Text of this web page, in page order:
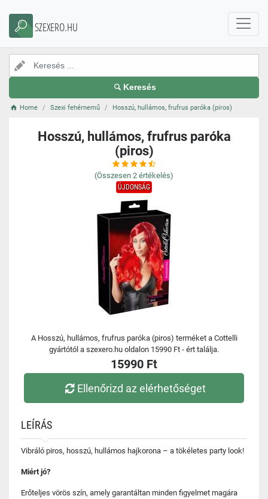
SZEXERO.HU
Keresés
Home Szexi fehérnemű Hosszú, hullámos, frufrus paróka (piros)
Hosszú, hullámos, frufrus paróka
(piros)
(Összesen 2 értékelés)
ÚJDONSÁG
A Hosszú, hullámos, frufrus paróka (piros) terméket a Cottelli
gyártótól a szexero.hu oldalon 15990 Ft - ért találja.
15990 Ft
Ellenőrizd az elérhetőséget
LEÍRÁS
Vibráló piros, hosszú, hullámos hajkorona – a tökéletes party look!
Miért jó?
Erőteljes vörös szín, amely garantáltan minden figyelmet magára